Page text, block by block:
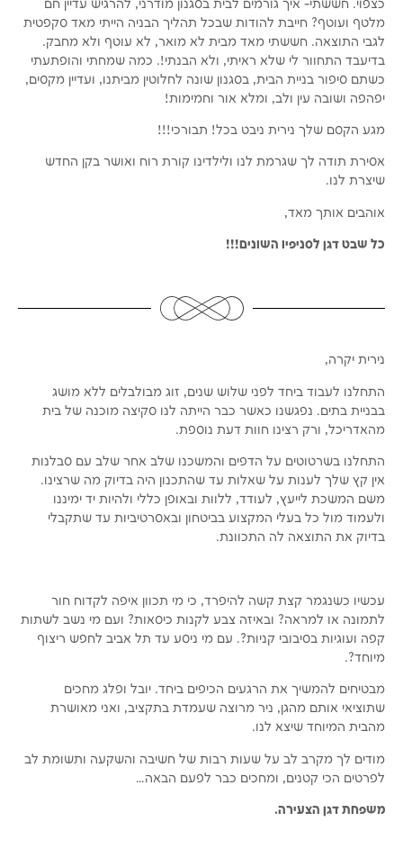
כצפוי. חששתי- איך גורמים לבית בסגנון מודרני, להרגיש עדיין חם
מלטף ועוטף? חייבת להודות שבכל תהליך הבניה הייתי מאד סקפטית
לגבי התוצאה. חששתי מאד מבית לא מואר, לא עוטף ולא מחבק.
בדיעבד התחוור לי שלא ראיתי, ולא הבנתי!. כמה שמחתי והופתעתי
כשתם סיפור בניית הבית, בסגנון שונה לחלוטין מביתנו, ועדיין מקסים,
יפהפה ושובה עין ולב, ומלא אור וחמימות!
מגע הקסם שלך נירית ניבט בכל! תבורכי!!!
אסירת תודה לך שגרמת לנו ולילדינו קורת רוח ואושר בקן החדש
שיצרת לנו.
אוהבים אותך מאד,
כל שבט דגן לסניפיו השונים!!!
נירית יקרה,
התחלנו לעבוד ביחד לפני שלוש שנים, זוג מבולבלים ללא מושג
בבניית בתים. נפגשנו כאשר כבר הייתה לנו סקיצה מוכנה של בית
מהאדריכל, ורק רצינו חוות דעת נוספת.
התחלנו בשרטוטים על הדפים והמשכנו שלב אחר שלב עם סבלנות
אין קץ שלך לענות על שאלות עד שהתכנון היה בדיוק מה שרצינו.
משם המשכת לייעץ, לעודד, ללוות ובאופן כללי ולהיות יד ימיננו
ולעמוד מול כל בעלי המקצוע בביטחון ובאסרטיביות עד שתקבלי
בדיוק את התוצאה לה התכוונת.
עכשיו כשנגמר קצת קשה להיפרד, כי מי תכוון איפה לקדוח חור
לתמונה או למראה? ובאיזה צבע לקנות כיסאות? ועם מי נשב לשתות
קפה ועוגיות בסיבובי קניות?. עם מי ניסע עד תל אביב לחפש ריצוף
מיוחד?.
מבטיחים להמשיך את הרגעים הכיפים ביחד. יובל ופלג מחכים
שתוציאי אותם מהגן, ניר מרוצה שעמדת בתקציב, ואני מאושרת
מהבית המיוחד שיצא לנו.
מודים לך מקרב לב על שעות רבות של חשיבה והשקעה ותשומת לב
לפרטים הכי קטנים, ומחכים כבר לפעם הבאה…
משפחת דגן הצעירה.